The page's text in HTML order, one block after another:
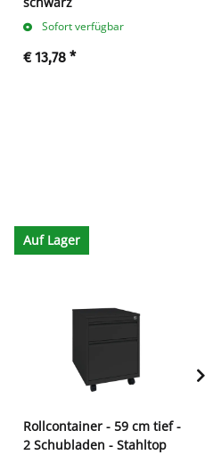
Sofort verfügbar
€ 13,78 *
Auf Lager
Rollcontainer - 59 cm tief -
2 Schubladen - Stahltop